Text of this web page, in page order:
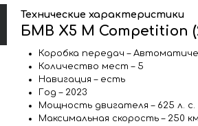
Технические характеристики
БМВ X5 M Competition
Коробка передач –
Количество мест – 5
Навигация – есть
Год – 2023
Мощность двигателя – 625 л. с.
Максимальная скорость – 250